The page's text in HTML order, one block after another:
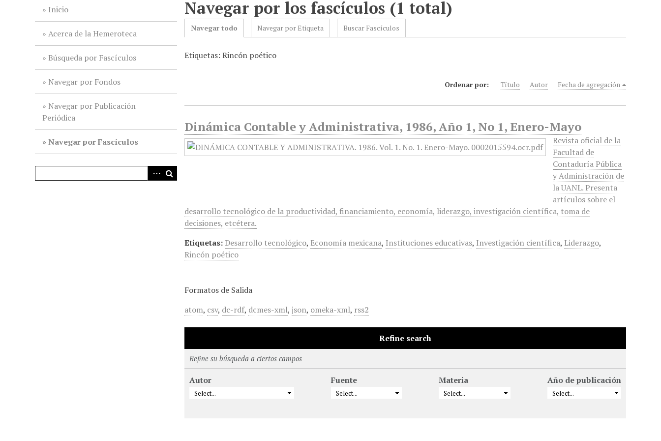
Inicio
Acerca de la Hemeroteca
Búsqueda por Fascículos
Navegar por Fondos
Navegar por Publicación
Periódica
Navegar por Fascículos
Navegar por los fascículos (1 total)
Navegar todo Navegar por Etiqueta Buscar Fascículos
Etiquetas: Rincón poético
Ordenar por: Título Autor Fecha de agregación
Dinámica Contable y Administrativa, 1986, Año 1, No 1, Enero-Mayo
Revista oficial de la
Facultad de
Contaduría Pública
y Administración de
la UANL. Presenta
artículos sobre el
desarrollo tecnológico de la productividad, financiamiento, economía, liderazgo, investigación científica, toma de
decisiones, etcétera.
Etiquetas: Desarrollo tecnológico, Economía mexicana, Instituciones educativas, Investigación científica, Liderazgo,
Rincón poético
Formatos de Salida
atom, csv, dc-rdf, dcmes-xml,json, omeka-xml, rss2
Refine search
Refine su búsqueda a ciertos campos
Autor Fuente Materia Año de publicación